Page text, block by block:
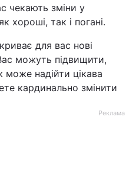
чекають зміни у
хороші, так і погані.
для вас нові
можуть підвищити,
може надійти цікава
кардинально змінити
Реклама